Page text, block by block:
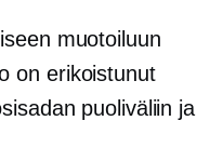
muotoiluun
on erikoistunut
puoliväliin ja